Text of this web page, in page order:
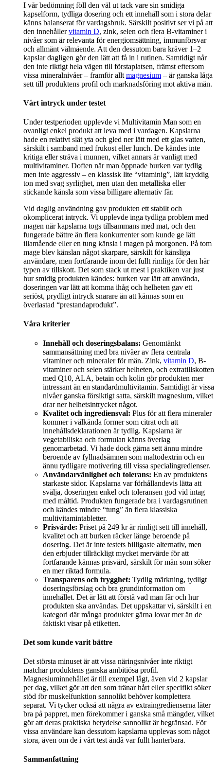
I vår bedömning föll den väl ut tack vare sin smidiga
kapselform, tydliga dosering och ett innehåll som i stora delar
känns balanserat för vardagsbruk. Särskilt positivt ser vi på att
den innehållervitamin D, zink, selen och flera B-vitaminer i
nivåer som är relevanta för energiomsättning, immunförsvar
och allmänt välmående. Att den dessutom bara kräver 1–2
kapslar dagligen gör den lätt att få in i rutinen. Samtidigt når
den inte riktigt hela vägen till förstaplatsen, främst eftersom
vissa mineralnivåer – framför allt magnesium – är ganska låga
sett till produktens profil och marknadsföring mot aktiva män.
Vårt intryck under testet
Under testperioden upplevde vi Multivitamin Man som en
ovanligt enkel produkt att leva med i vardagen. Kapslarna
hade en relativt slät yta och gled ner lätt med ett glas vatten,
särskilt i samband med frukost eller lunch. De kändes inte
kritiga eller sträva i munnen, vilket annars är vanligt med
multivitaminer. Doften när man öppnade burken var tydlig
men inte aggressiv – en klassisk lite “vitaminig”, lätt kryddig
ton med svag syrlighet, men utan den metalliska eller
stickande känsla som vissa billigare alternativ får.
Vid daglig användning gav produkten ett stabilt och
okomplicerat intryck. Vi upplevde inga tydliga problem med
magen när kapslarna togs tillsammans med mat, och den
fungerade bättre än flera konkurrenter som kunde ge lätt
illamående eller en tung känsla i magen på morgonen. På tom
mage blev känslan något skarpare, särskilt för känsliga
användare, men fortfarande inom det fullt rimliga för den här
typen av tillskott. Det som stack ut mest i praktiken var just
hur smidig produkten kändes: burken var lätt att använda,
doseringen var lätt att komma ihåg och helheten gav ett
seriöst, prydligt intryck snarare än att kännas som en
överlastad “prestandaprodukt”.
Våra kriterier
Innehåll och doseringsbalans: Genomtänkt
sammansättning med bra nivåer av flera centrala
vitaminer och mineraler för män. Zink, vitamin D, B-
vitaminer och selen stärker helheten, och extratillskotten
med Q10, ALA, betain och kolin gör produkten mer
intressant än en standardmultivitamin. Samtidigt är vissa
nivåer ganska försiktigt satta, särskilt magnesium, vilket
drar ner helhetsintrycket något.
Kvalitet och ingrediensval: Plus för att flera mineraler
kommer i välkända former som citrat och att
innehållsdeklarationen är tydlig. Kapslarna är
vegetabiliska och formulan känns överlag
genomarbetad. Vi hade dock gärna sett ännu mindre
beroende av fyllnadsämnen som maltodextrin och en
ännu tydligare motivering till vissa specialingredienser.
Användarvänlighet och tolerans: En av produktens
starkaste sidor. Kapslarna var förhållandevis lätta att
svälja, doseringen enkel och toleransen god vid intag
med måltid. Produkten fungerade bra i vardagsrutinen
och kändes mindre “tung” än flera klassiska
multivitamintabletter.
Prisvärde: Priset på 249 kr är rimligt sett till innehåll,
kvalitet och att burken räcker länge beroende på
dosering. Det är inte testets billigaste alternativ, men
den erbjuder tillräckligt mycket mervärde för att
fortfarande kännas prisvärd, särskilt för män som söker
en mer riktad formula.
Transparens och trygghet: Tydlig märkning, tydligt
doseringsförslag och bra grundinformation om
innehållet. Det är lätt att förstå vad man får och hur
produkten ska användas. Det uppskattar vi, särskilt i en
kategori där många produkter gärna lovar mer än de
faktiskt visar på etiketten.
Det som kunde varit bättre
Det största minuset är att vissa näringsnivåer inte riktigt
matchar produktens ganska ambitiösa profil.
Magnesiuminnehållet är till exempel lågt, även vid 2 kapslar
per dag, vilket gör att den som tränar hårt eller specifikt söker
stöd för muskelfunktion sannolikt behöver komplettera
separat. Vi tycker också att några av extraingredienserna låter
bra på pappret, men förekommer i ganska små mängder, vilket
gör att deras praktiska betydelse sannolikt är begränsad. För
vissa användare kan dessutom kapslarna upplevas som något
stora, även om de i vårt test ändå var fullt hanterbara.
Sammanfattning